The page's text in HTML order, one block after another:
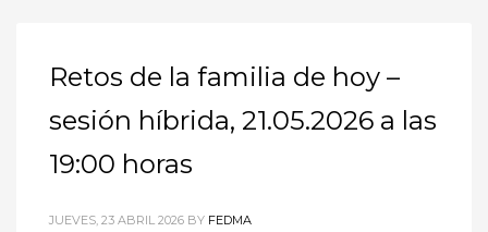
Retos de la familia de hoy –
sesión híbrida, 21.05.2026 a las
19:00 horas
JUEVES, 23 ABRIL 2026 BY FEDMA